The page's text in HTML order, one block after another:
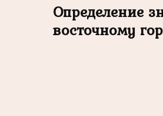
Определение
восточному